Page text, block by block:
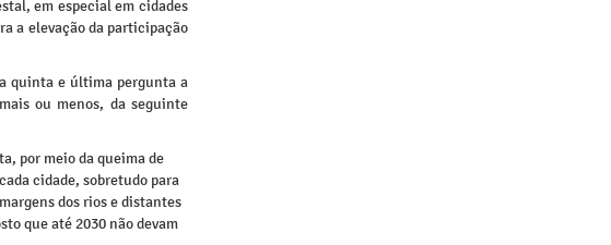
em especial em cidades
a elevação da participação
quinta e última pergunta a
ou menos, da seguinte
por meio da queima de
cidade, sobretudo para
dos rios e distantes
que até 2030 não devam